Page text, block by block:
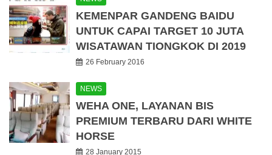
KEMENPAR GANDENG BAIDU
UNTUK CAPAI TARGET 10 JUTA
WISATAWAN TIONGKOK DI 2019
26 February 2016
NEWS
WEHA ONE, LAYANAN BIS
PREMIUM TERBARU DARI WHITE
HORSE
28 January 2015